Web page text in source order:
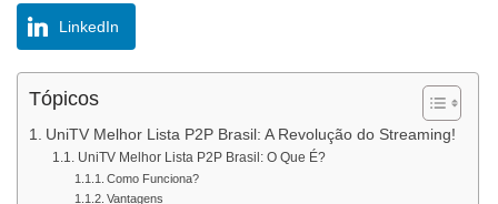
LinkedIn
Tópicos
UniTV Melhor Lista P2P Brasil: A Revolução do Streaming!
UniTV Melhor Lista P2P Brasil: O Que É?
Como Funciona?
Vantagens